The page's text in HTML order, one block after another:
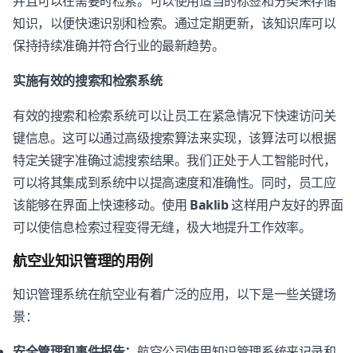
知识，以便快速识别和检索。通过定期更新，该知识库可以
保持持续准确并符合行业的最新趋势。
实施有效的搜索和检索系统
有效的搜索和检索系统可以让员工在紧急情况下快速访问关
键信息。这可以通过高级搜索算法来实现，该算法可以根据
特定关键字准确过滤搜索结果。我们正处于人工智能时代，
可以将其集成到系统中以提高速度和准确性。同时，员工应
该能够在界面上快速移动。使用 Baklib这样用户友好的界面
可以使信息检索过程变得无缝，极大地提升工作效率。
航空业知识管理的用例
知识管理系统在航空业有着广泛的应用，以下是一些关键场
景：